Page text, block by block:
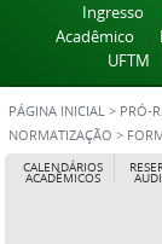
Ingresso
Acadêmico
UFTM
PÁGINA INICIAL > PRÓ-
NORMATIZAÇÃO >
CALENDÁRIOS
ACADÊMICOS